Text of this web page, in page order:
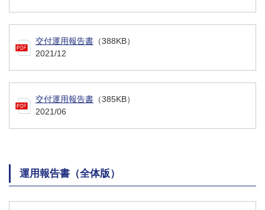
交付運用報告書 （388KB）
2021/12
交付運用報告書 （385KB）
2021/06
運用報告書（全体版）